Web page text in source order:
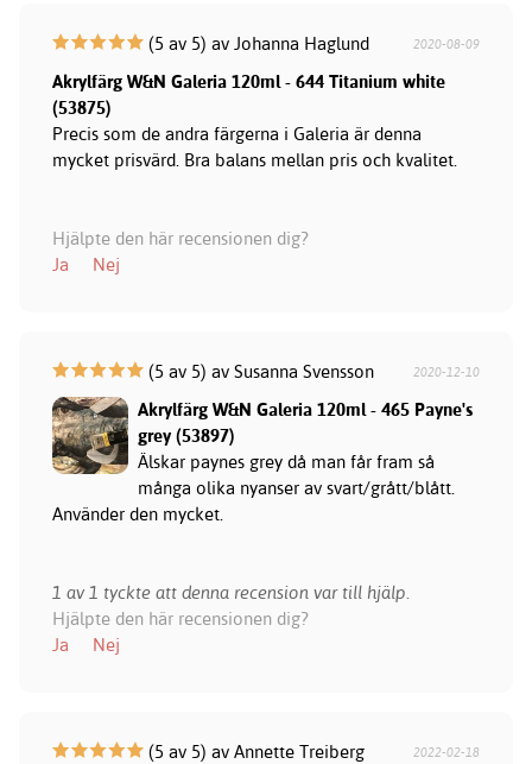
(5 av 5) av Johanna Haglund 2020-08-09
Akrylfärg W&N Galeria 120ml - 644 Titanium white
(53875)
Precis som de andra färgerna i Galeria är denna
mycket prisvärd. Bra balans mellan pris och kvalitet.
Hjälpte den här recensionen dig?
Ja
Nej
(5 av 5) av Susanna Svensson 2020-12-10
Akrylfärg W&N Galeria 120ml - 465 Payne's
grey (53897)
Älskar paynes grey då man får fram så
många olika nyanser av svart/grått/blått.
Använder den mycket.
1 av 1 tyckte att denna recension var till hjälp.
Hjälpte den här recensionen dig?
Ja
Nej
(5 av 5) av Annette Treiberg 2022-02-18